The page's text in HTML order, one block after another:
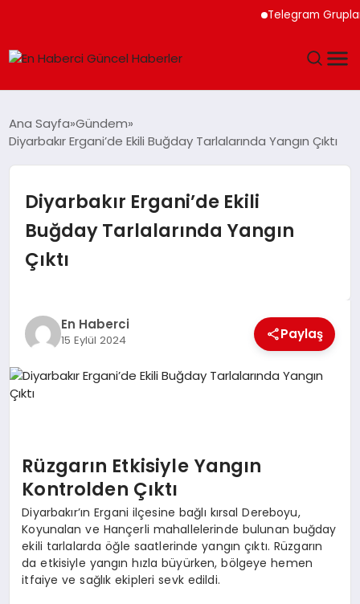
Telegram
SPOR
SAĞLIK
TEKNOLOJI
DÜNYA
EĞITIM
Ana Sayfa Gündem
Diyarbakır Ergani’de Ekili Buğday Tarlalarında Yangın Çıktı
Diyarbakır Ergani’de Ekili
Buğday Tarlalarında Yangın
Çıktı
En Haberci
15 Eylül 2024 Paylaş
Rüzgarın Etkisiyle Yangın
Kontrolden Çıktı
Diyarbakır’ın Ergani ilçesine bağlı kırsal Dereboyu,
Koyunalan ve Hançerli mahallelerinde bulunan buğday
ekili tarlalarda öğle saatlerinde yangın çıktı. Rüzgarın
da etkisiyle yangın hızla büyürken, bölgeye hemen
itfaiye ve sağlık ekipleri sevk edildi.